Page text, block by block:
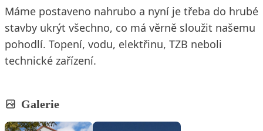
Máme postaveno nahrubo a nyní je třeba do hrubé
stavby ukrýt všechno, co má věrně sloužit našemu
pohodlí. Topení, vodu, elektřinu, TZB neboli
technické zařízení.
Galerie